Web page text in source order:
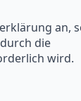
an,
die
wird.